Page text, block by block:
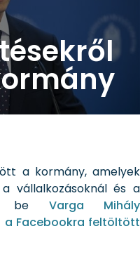
a kormány, amelyek
vállalkozásoknál és a
be Varga Mihály
a Facebookra feltöltött